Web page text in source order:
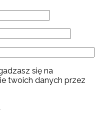
się na
twoich danych przez